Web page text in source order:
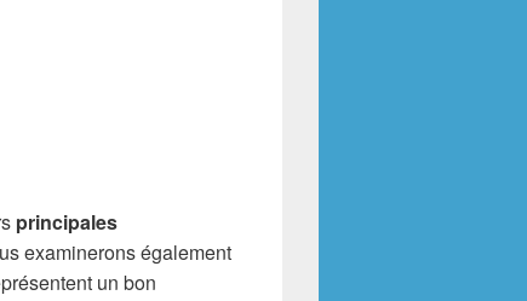
principales
examinerons également
un bon